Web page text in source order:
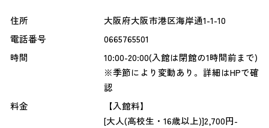
住所
大阪府大阪市港区海岸通1-1-10
電話番号
0665765501
時間
10:00-20:00(入館は閉館の1時間前まで)
※季節により変動あり。詳細はHPで確
認
料金
【入館料】
[大人(高校生・16歳以上)]2,700円-